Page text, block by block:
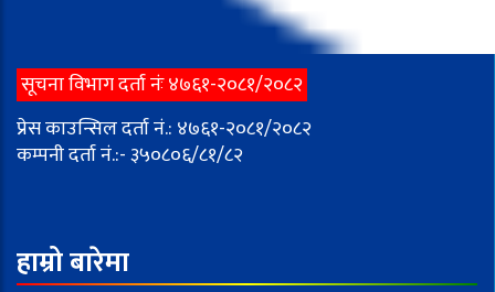
सूचना विभाग दर्ता नंः ४७६१-२०८१/२०८२
प्रेस काउन्सिल दर्ता नं.: ४७६१-२०८१/२०८२
कम्पनी दर्ता नं.:- ३५०८०६/८१/८२
हाम्रो बारेमा